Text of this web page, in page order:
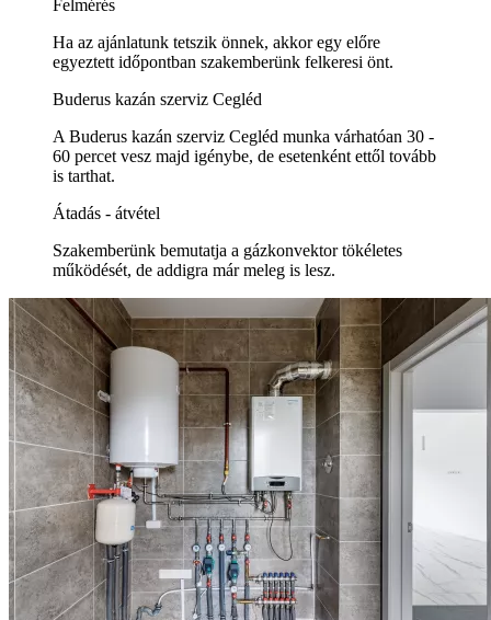
Felmérés
Ha az ajánlatunk tetszik önnek, akkor egy előre
egyeztett időpontban szakemberünk felkeresi önt.
Buderus kazán szerviz Cegléd
A Buderus kazán szerviz Cegléd munka várhatóan 30 -
60 percet vesz majd igénybe, de esetenként ettől tovább
is tarthat.
Átadás - átvétel
Szakemberünk bemutatja a gázkonvektor tökéletes
működését, de addigra már meleg is lesz.